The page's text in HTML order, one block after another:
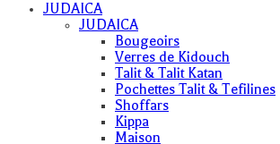
JUDAICA
JUDAICA
Bougeoirs
Verres de Kidouch
Talit & Talit Katan
Pochettes Talit & Tefilines
Shoffars
Kippa
Maison